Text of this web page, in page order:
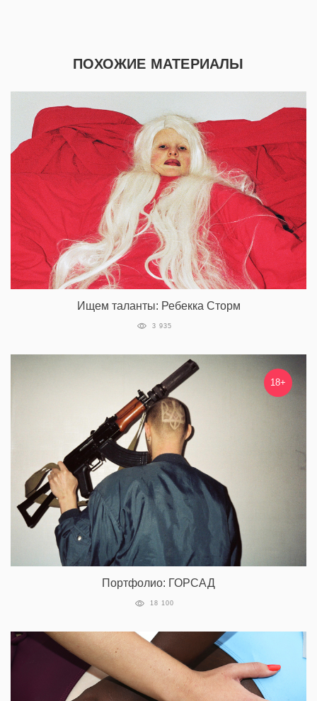
ПОХОЖИЕ МАТЕРИАЛЫ
Ищем таланты: Ребекка Сторм
3 935
18+
Портфолио: ГОРСАД
18 100